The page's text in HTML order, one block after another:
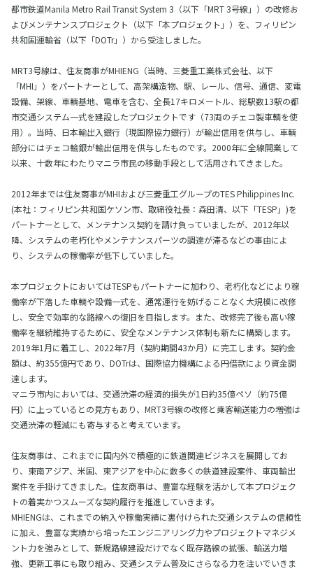
都市鉄道Manila Metro Rail Transit System 3（以下「MRT 3号線」）の改修お
よびメンテナンスプロジェクト（以下「本プロジェクト」）を、フィリピン
共和国運輸省（以下「DOTr」）から受注しました。
MRT3号線は、住友商事がMHIENG（当時、三菱重工業株式会社、以下
「MHI」）をパートナーとして、高架構造物、駅、レール、信号、通信、変電
設備、架線、車輌基地、電車を含む、全長17キロメートル、総駅数13駅の都
市交通システム一式を建設したプロジェクトです（73両のチェコ製車輌を使
用）。当時、日本輸出入銀行（現国際協力銀行）が輸出信用を供与し、車輌
部分にはチェコ輸銀が輸出信用を供与したものです。2000年に全線開業して
以来、十数年にわたりマニラ市民の移動手段として活用されてきました。
2012年までは住友商事がMHIおよび三菱重工グループのTES Philippines Inc.
(本社：フィリピン共和国ケソン市、取締役社長：森田清、以下「TESP」)を
パートナーとして、メンテナンス契約を請け負っていましたが、2012年以
降、システムの老朽化やメンテナンスパーツの調達が滞るなどの事由によ
り、システムの稼働率が低下していました。
本プロジェクトにおいてはTESPもパートナーに加わり、老朽化などにより稼
働率が下落した車輌や設備一式を、通常運行を妨げることなく大規模に改修
し、安全で効率的な路線への復旧を目指します。また、改修完了後も高い稼
働率を継続維持するために、安全なメンテナンス体制も新たに構築します。
2019年1月に着工し、2022年7月（契約期間43か月）に完工します。契約金
額は、約355億円であり、DOTrは、国際協力機構による円借款により資金調
達します。
マニラ市内においては、交通渋滞の経済的損失が1日約35億ペソ（約75億
円）に上っているとの見方もあり、MRT3号線の改修と乗客輸送能力の増強は
交通渋滞の軽減にも寄与すると考えています。
住友商事は、これまでに国内外で積極的に鉄道関連ビジネスを展開してお
り、東南アジア、米国、東アジアを中心に数多くの鉄道建設案件、車両輸出
案件を手掛けてきました。住友商事は、豊富な経験を活かして本プロジェク
トの着実かつスムーズな契約履行を推進していきます。
MHIENGは、これまでの納入や稼働実績に裏付けられた交通システムの信頼性
に加え、豊富な実績から培ったエンジニアリング力やプロジェクトマネジメ
ント力を強みとして、新規路線建設だけでなく既存路線の拡張、輸送力増
強、更新工事にも取り組み、交通システム普及にさらなる力を注いでいきま